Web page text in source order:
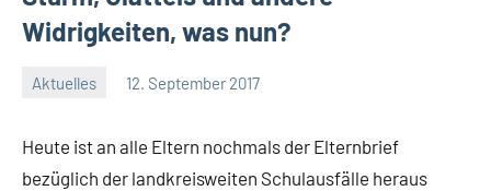
Widrigkeiten, was nun?
Aktuelles 12. September 2017
Heute ist an alle Eltern nochmals der Elternbrief
bezüglich der landkreisweiten Schulausfälle heraus